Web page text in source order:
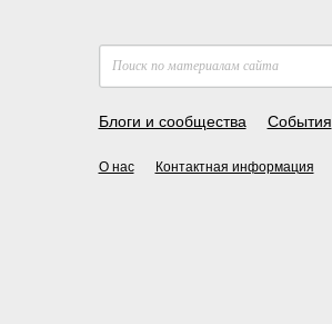
Блоги и сообщества События
О нас Контактная информация